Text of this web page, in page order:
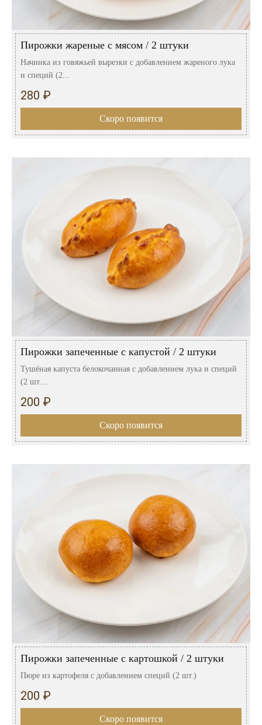
Пирожки жареные с мясом / 2 штуки
Начинка из говяжьей вырезки с добавлением жареного лука
и специй (2...
280 ₽
Скоро появится
Пирожки запеченные с капустой / 2 штуки
Тушёная капуста белокочанная с добавлением лука и специй
(2 шт....
200 ₽
Скоро появится
Пирожки запеченные с картошкой / 2 штуки
Пюре из картофеля с добавлением специй (2 шт.)
200 ₽
Скоро появится